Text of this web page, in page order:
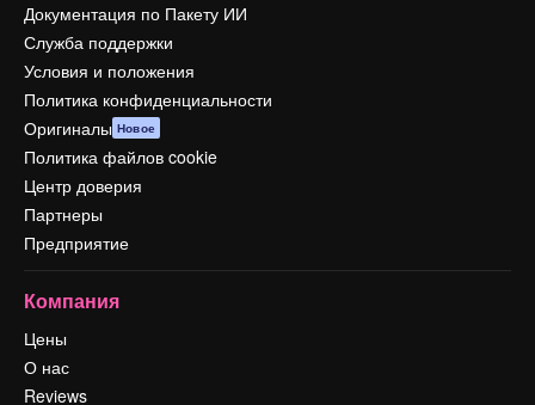
Документация по Пакету ИИ
Служба поддержки
Условия и положения
Политика конфиденциальности
Оригиналы Новое
Политика файлов cookie
Центр доверия
Партнеры
Предприятие
Компания
Цены
О нас
Reviews